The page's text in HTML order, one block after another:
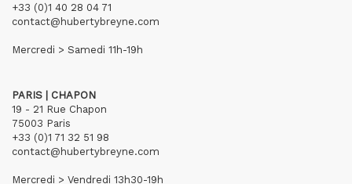
+33 (0)1 40 28 04 71
contact@hubertybreyne.com
Mercredi > Samedi 11h-19h
PARIS | CHAPON
19 - 21 Rue Chapon
75003 Paris
+33 (0)1 71 32 51 98
contact@hubertybreyne.com
Mercredi > Vendredi 13h30-19h